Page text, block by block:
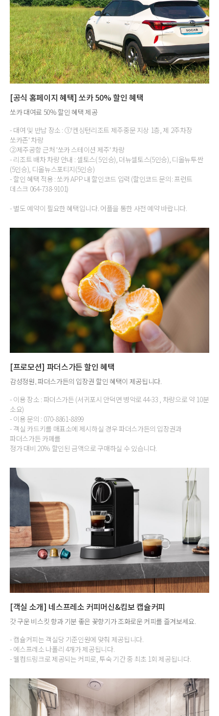
[공식 홈페이지 혜택] 쏘카 50% 할인 혜택
쏘카 대여료 50% 할인 혜택 제공
- 대여 및 반납 장소 : ①'켄싱턴리조트 제주중문 지상 1층, 제 2주차장
쏘카존' 차량
②제주공항 근처 '쏘카 스테이션 제주' 차량
- 리조트 배차 차량 안내 : 셀토스( 5인승), 더뉴셀토스(5인승), 디올뉴투싼
(5인승), 디올뉴스포티지(5인승)
- 할인 혜택 적용 : 쏘카 APP 내 할인코드 입력 (할인코드 문의: 프런트
데스크 064-738-9101)
- 별도 예약이 필요한 혜택입니다. 어플을 통한 사전 예약 바랍니다.
[프로모션] 파더스가든 할인 혜택
감성정원, 파더스가든의 입장권 할인 혜택이 제공됩니다.
- 이용 장소 : 파더스가든 (서귀포시 안덕면 병악로 44-33 , 차량으로 약 10분
소요)
- 이용 문의 : 070-8861-8899
- 객실 카드키를 매표소에 제시하실 경우 파더스가든의 입장권과
파더스가든 카페를
정가 대비 20% 할인된 금액으로 구매하실 수 있습니다.
[객실 소개] 네스프레소 커피머신&킴보 캡슐커피
갓 구운 비스킷 향과 기분 좋은 꽃향기가 조화로운 커피를 즐겨보세요.
- 캡슐커피는 객실당 기준인원에 맞춰 제공됩니다.
- 에스프레소 나폴리 4개가 제공됩니다.
- 웰컴드링크로 제공되는 커피로, 투숙 기간 중 최초 1회 제공됩니다.